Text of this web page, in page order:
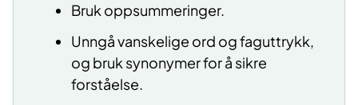
Bruk oppsummeringer.
Unngå vanskelige ord og faguttrykk,
og bruk synonymer for å sikre
forståelse.